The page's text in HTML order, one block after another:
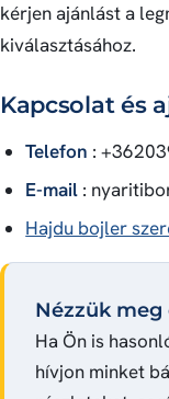
kérjen ajánlást a
kiválasztásához.
Kapcsolat és
Telefon :
E-mail :
Hajdu bojler
Nézzük
Ha Ön is
hívjon minket